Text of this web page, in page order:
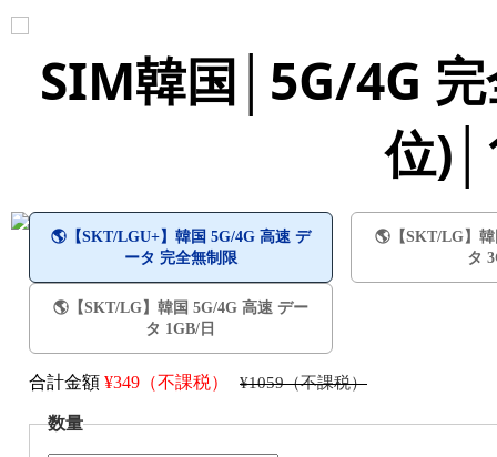
SIM韓国│5G/4G
位
🌎️【SKT/LGU+】韓国 5G/4G 高速 デ
ータ 完全無制限
🌎️【SKT/LG】
タ
🌎️【SKT/LG】韓国 5G/4G 高速 デー
タ 1GB/日
合計金額 ¥349（不課税） ¥1059（不課税）
数量